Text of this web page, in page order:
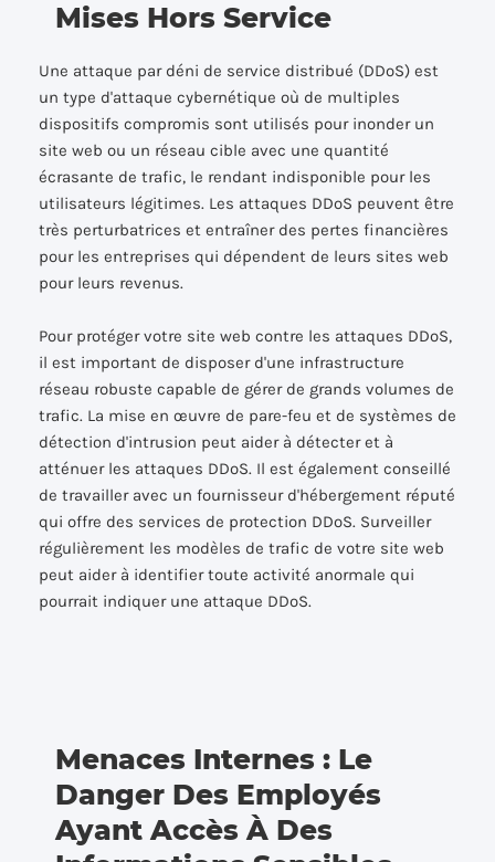
Mises Hors Service
Une attaque par déni de service distribué (DDoS) est
un type d'attaque cybernétique où de multiples
dispositifs compromis sont utilisés pour inonder un
site web ou un réseau cible avec une quantité
écrasante de trafic, le rendant indisponible pour les
utilisateurs légitimes. Les attaques DDoS peuvent être
très perturbatrices et entraîner des pertes financières
pour les entreprises qui dépendent de leurs sites web
pour leurs revenus.
Pour protéger votre site web contre les attaques DDoS,
il est important de disposer d'une infrastructure
réseau robuste capable de gérer de grands volumes de
trafic. La mise en œuvre de pare-feu et de systèmes de
détection d'intrusion peut aider à détecter et à
atténuer les attaques DDoS. Il est également conseillé
de travailler avec un fournisseur d'hébergement réputé
qui offre des services de protection DDoS. Surveiller
régulièrement les modèles de trafic de votre site web
peut aider à identifier toute activité anormale qui
pourrait indiquer une attaque DDoS.
Menaces Internes : Le
Danger Des Employés
Ayant Accès À Des